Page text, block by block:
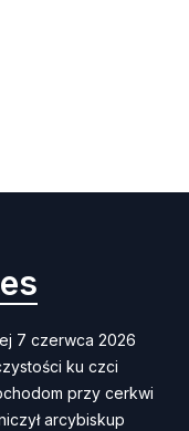
7 czerwca 2026
ku czci
przy cerkwi
arcybiskup